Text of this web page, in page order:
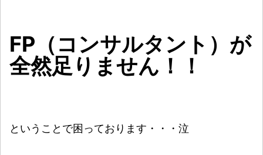
FP（コンサルタント）が
全然足りません！！
ということで困っております・・・泣